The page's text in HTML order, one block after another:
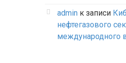
admin к записи
нефтегазового
международного